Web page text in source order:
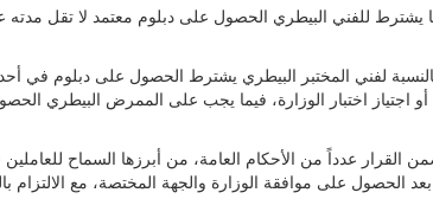
يشترط للفني البيطري الحصول على دبلوم معتمد لا تقل مدته
لفني المختبر البيطري يشترط الحصول على دبلوم في
اجتياز اختبار الوزارة، فيما يجب على الممرض البيطري
القرار عدداً من الأحكام العامة، من أبرزها السماح
بعد الحصول على موافقة الوزارة والجهة المختصة، مع